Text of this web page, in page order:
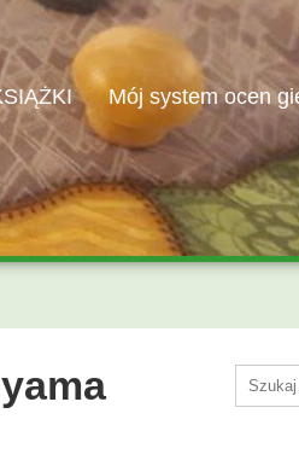
Mój system ocen
Szukaj: